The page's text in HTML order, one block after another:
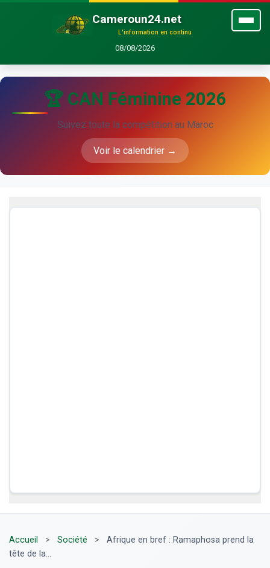
Cameroun24.net
L'information en continu
08/08/2026
🏆 CAN Féminine 2026
Suivez toute la compétition au Maroc
Voir le calendrier →
Accueil > Société >
Afrique en bref : Ramaphosa prend la
tête de la...